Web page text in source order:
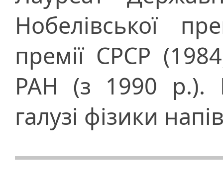
Нобелівської
премії СРСР
РАН (з 1990 р.).
галузі фізики